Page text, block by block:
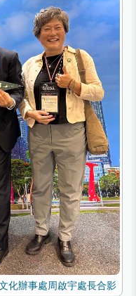
化辦事處周啟宇處長合影